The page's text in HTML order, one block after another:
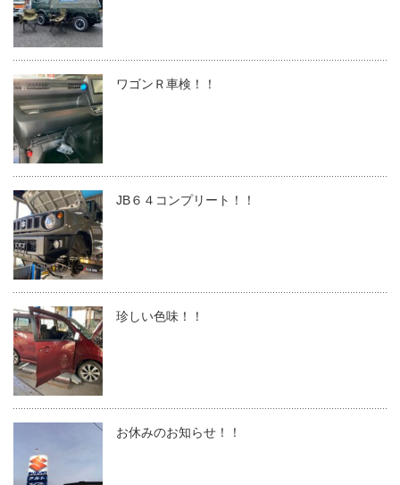
ワゴンＲ車検！！
JB６４コンプリート！！
珍しい色味！！
お休みのお知らせ！！